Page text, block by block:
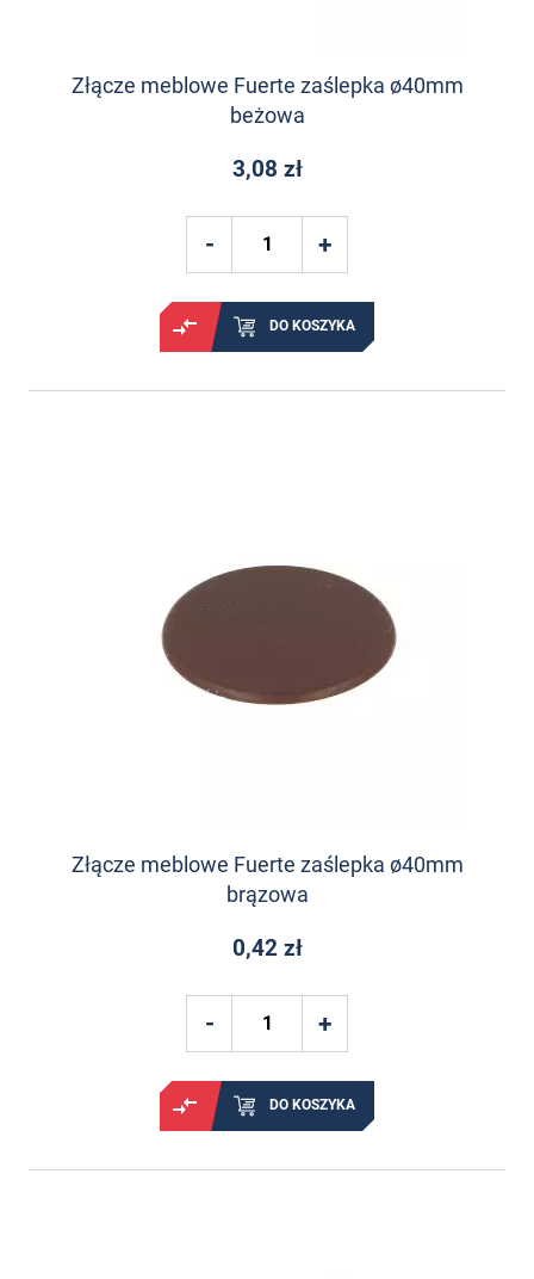
Złącze meblowe Fuerte zaślepka ø40mm
beżowa
3,08 zł
DO KOSZYKA
Złącze meblowe Fuerte zaślepka ø40mm
brązowa
0,42 zł
DO KOSZYKA